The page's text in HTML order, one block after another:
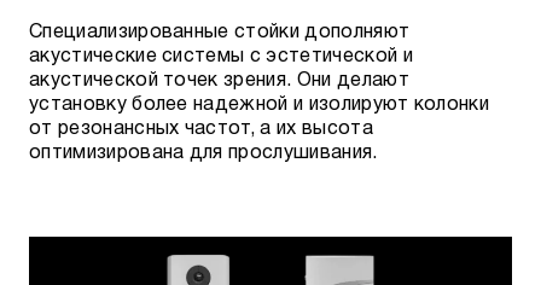
Специализированные стойки дополняют
акустические системы с эстетической и
акустической точек зрения. Они делают
установку более надежной и изолируют колонки
от резонансных частот, а их высота
оптимизирована для прослушивания.